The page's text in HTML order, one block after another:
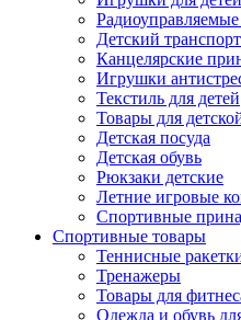
Детский транспорт
Канцелярские
Игрушки
Текстиль для детей
Товары для
Детская посуда
Детская обувь
Рюкзаки детские
Летние игровые
Спортивные
Спортивные товары
Теннисные
Тренажеры
Товары для
Одежда и обувь